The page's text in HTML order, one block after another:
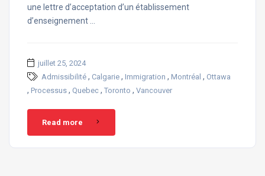
une lettre d’acceptation d’un établissement
d’enseignement …
juillet 25, 2024
Admissibilité , Calgarie , Immigration , Montréal , Ottawa
, Processus , Quebec , Toronto , Vancouver
Read more